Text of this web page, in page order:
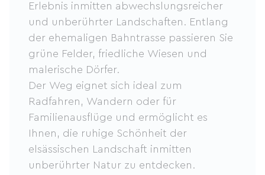
Erlebnis inmitten abwechslungsreicher
und unberührter Landschaften. Entlang
der ehemaligen Bahntrasse passieren Sie
grüne Felder, friedliche Wiesen und
malerische Dörfer.
Der Weg eignet sich ideal zum
Radfahren, Wandern oder für
Familienausflüge und ermöglicht es
Ihnen, die ruhige Schönheit der
elsässischen Landschaft inmitten
unberührter Natur zu entdecken.